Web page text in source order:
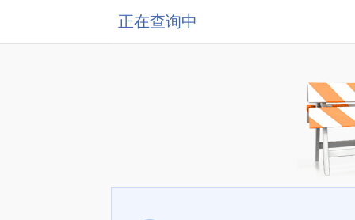
正在查询中